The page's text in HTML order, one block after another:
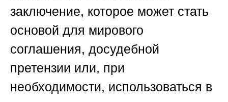
заключение, которое может стать
основой для мирового
соглашения, досудебной
претензии или, при
необходимости, использоваться в